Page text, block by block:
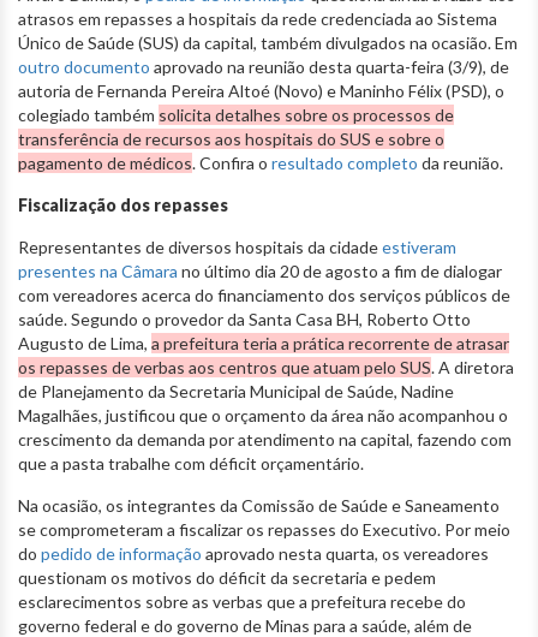
atrasos em repasses a hospitais da rede credenciada ao Sistema
Único de Saúde (SUS) da capital, também divulgados na ocasião. Em
outro documento aprovado na reunião desta quarta-feira (3/9), de
autoria de Fernanda Pereira Altoé (Novo) e Maninho Félix (PSD), o
colegiado também solicita detalhes sobre os processos de
transferência de recursos aos hospitais do SUS e sobre o
pagamento de médicos. Confira o resultado completo da reunião.
Fiscalização dos repasses
Representantes de diversos hospitais da cidadeestiveram
presentes na Câmara no último dia 20 de agosto a fim de dialogar
com vereadores acerca do financiamento dos serviços públicos de
saúde. Segundo o provedor da Santa Casa BH, Roberto Otto
Augusto de Lima, a prefeitura teria a prática recorrente de atrasar
os repasses de verbas aos centros que atuam pelo SUS. A diretora
de Planejamento da Secretaria Municipal de Saúde, Nadine
Magalhães, justificou que o orçamento da área não acompanhou o
crescimento da demanda por atendimento na capital, fazendo com
que a pasta trabalhe com déficit orçamentário.
Na ocasião, os integrantes da Comissão de Saúde e Saneamento
se comprometeram a fiscalizar os repasses do Executivo. Por meio
do pedido de informação aprovado nesta quarta, os vereadores
questionam os motivos do déficit da secretaria e pedem
esclarecimentos sobre as verbas que a prefeitura recebe do
governo federal e do governo de Minas para a saúde, além de